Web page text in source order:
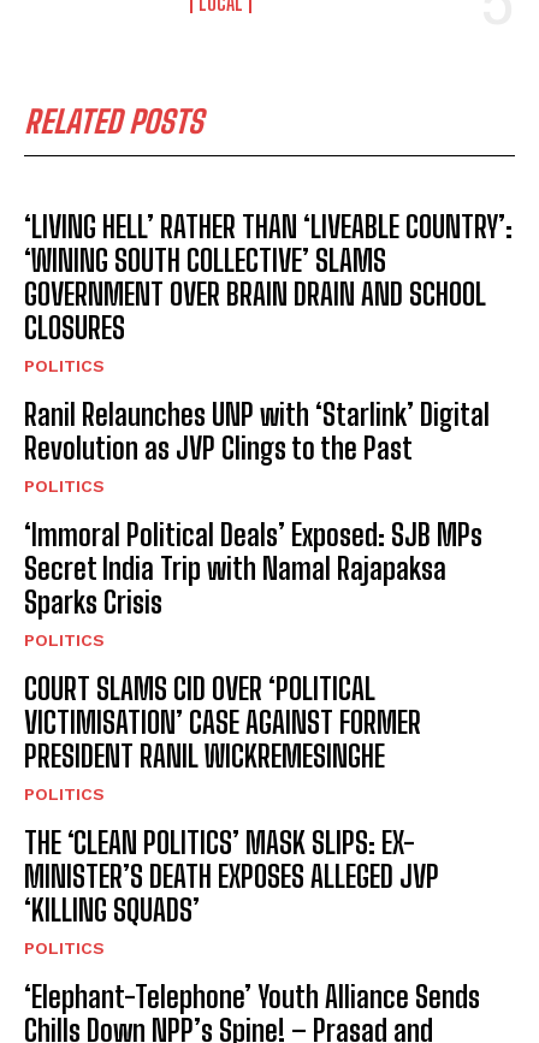
RELATED POSTS
‘LIVING HELL’ RATHER THAN ‘LIVEABLE COUNTRY’:
‘WINING SOUTH COLLECTIVE’ SLAMS
GOVERNMENT OVER BRAIN DRAIN AND SCHOOL
CLOSURES
POLITICS
Ranil Relaunches UNP with ‘Starlink’ Digital
Revolution as JVP Clings to the Past
POLITICS
‘Immoral Political Deals’ Exposed: SJB MPs
Secret India Trip with Namal Rajapaksa
Sparks Crisis
POLITICS
COURT SLAMS CID OVER ‘POLITICAL
VICTIMISATION’ CASE AGAINST FORMER
PRESIDENT RANIL WICKREMESINGHE
POLITICS
THE ‘CLEAN POLITICS’ MASK SLIPS: EX-
MINISTER’S DEATH EXPOSES ALLEGED JVP
‘KILLING SQUADS’
POLITICS
‘Elephant-Telephone’ Youth Alliance Sends
Chills Down NPP’s Spine! – Prasad and